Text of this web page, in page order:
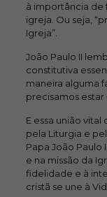
à importância de
igreja. Ou seja,
Igreja”.
João Paulo II
constitutiva
maneira alguma
precisamos estar
E essa união
pela Liturgia e
Papa João Paulo
e na missão da
fidelidade e à
cristã se une à